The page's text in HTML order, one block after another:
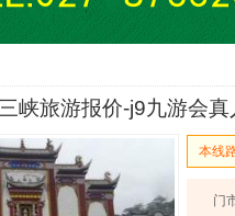
峡旅游报价-j9九游会真
本线
门